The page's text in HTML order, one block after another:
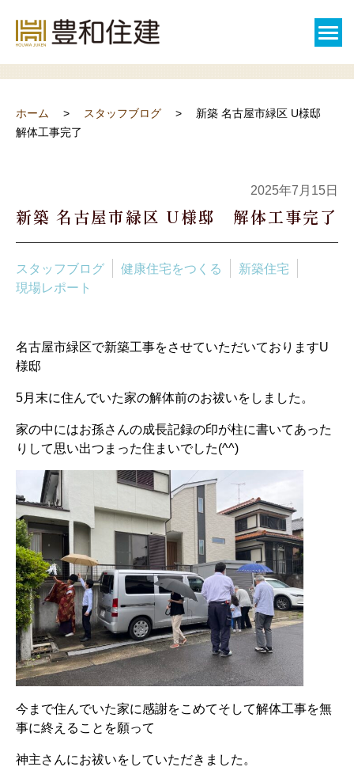
スタッフブログ
ホーム スタッフブログ
新築 名古屋市緑区 U様邸
解体工事完了
2025年7月15日
新築 名古屋市緑区 U様邸 解体工事完了
スタッフブログ 健康住宅をつくる
新築住宅
現場レポート
名古屋市緑区で新築工事をさせていただいておりますU
様邸
5月末に住んでいた家の解体前のお祓いをしました。
家の中にはお孫さんの成長記録の印が柱に書いてあった
りして思い出つまった住まいでした(^^)
今まで住んでいた家に感謝をこめてそして解体工事を無
事に終えることを願って
神主さんにお祓いをしていただきました。